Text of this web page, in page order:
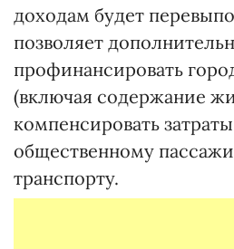
доходам будет
позволяет
профинансировать
(включая содержание
компенсировать
общественному
транспорту.